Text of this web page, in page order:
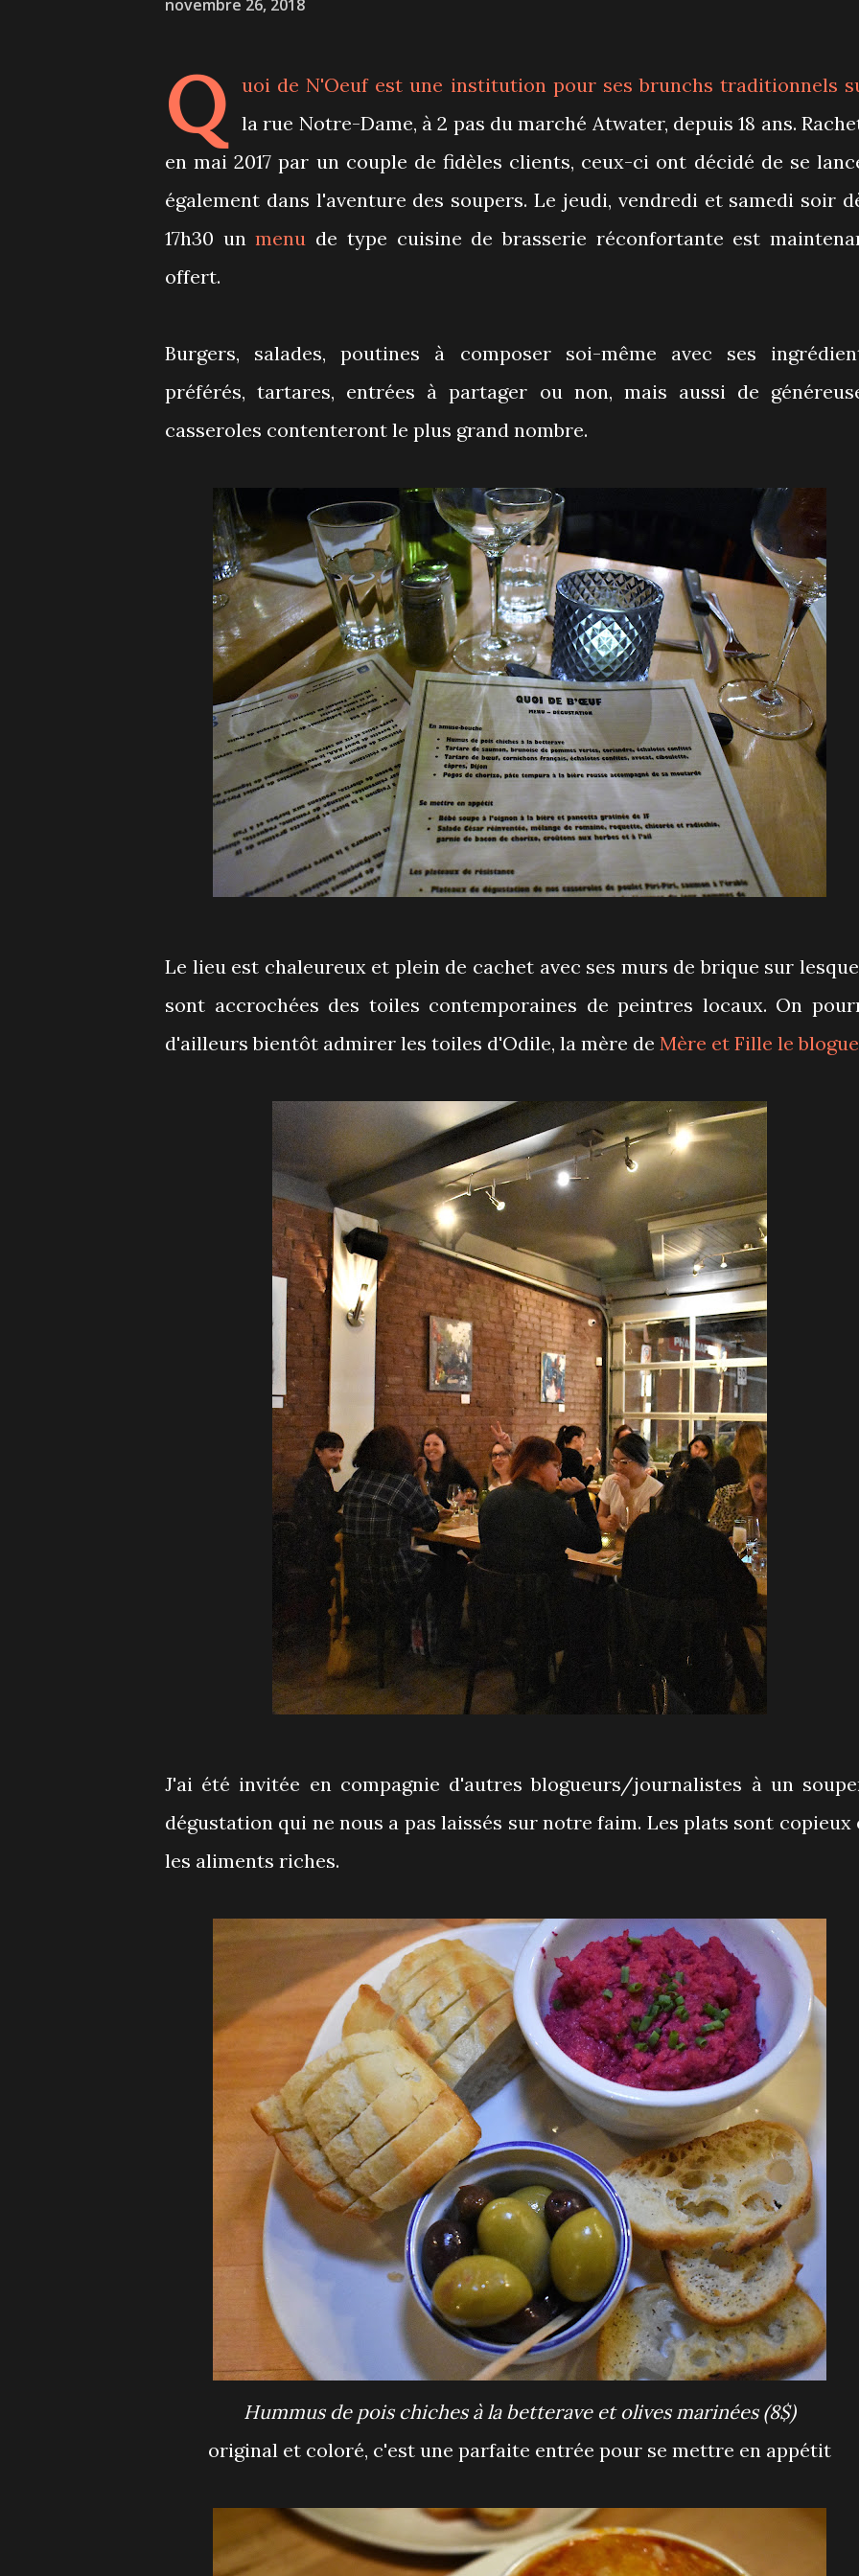
novembre 26, 2018
Q uoi de N'Oeufest une institution pour sesbrunchs traditionnels
la rue Notre-Dame, à 2 pas du marché Atwater, depuis 18 ans.
en mai 2017 par un couple de fidèles clients, ceux-ci ont décidé de se
également dans l'aventure des soupers. Le jeudi, vendredi et samedi soir
17h30 unmenu de type cuisine de brasserie réconfortante est
offert.
Burgers, salades, poutines à composer soi-même avec ses
préférés, tartares, entrées à partager ou non, mais aussi de
casseroles contenteront le plus grand nombre.
Le lieu est chaleureux et plein de cachet avec ses murs de brique sur
sont accrochées des toiles contemporaines de peintres locaux. On
d'ailleurs bientôt admirer les toiles d'Odile, la mère de Mère et Fille le blogue
J'ai été invitée en compagnie d'autres blogueurs/journalistes à un
dégustation qui ne nous a pas laissés sur notre faim. Les plats sont copieux
les aliments riches.
Hummus de pois chiches à la betterave et olives marinées (8$)
original et coloré, c'est une parfaite entrée pour se mettre en appétit